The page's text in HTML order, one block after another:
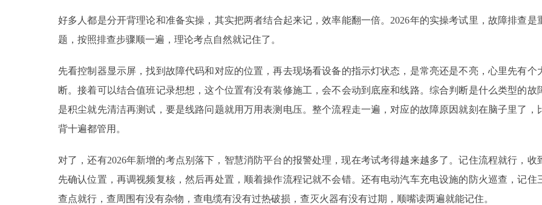
好多人都是分开背理论和准备实操，其实把两者结合起来记，效率能翻一倍。2026年的实操考试里，故障排查是
题，按照排查步骤顺一遍，理论考点自然就记住了。
先看控制器显示屏，找到故障代码和对应的位置，再去现场看设备的指示灯状态，是常亮还是不亮，心里先有个
断。接着可以结合值班记录想想，这个位置有没有装修施工，会不会动到底座和线路。综合判断是什么类型的故
是积尘就先清洁再测试，要是线路问题就用万用表测电压。整个流程走一遍，对应的故障原因就刻在脑子里了，
背十遍都管用。
对了，还有2026年新增的考点别落下，智慧消防平台的报警处理，现在考试考得越来越多了。记住流程就行，收
先确认位置，再调视频复核，然后再处置，顺着操作流程记就不会错。还有电动汽车充电设施的防火巡查，记住
查点就行，查周围有没有杂物，查电缆有没有过热破损，查灭火器有没有过期，顺嘴读两遍就能记住。